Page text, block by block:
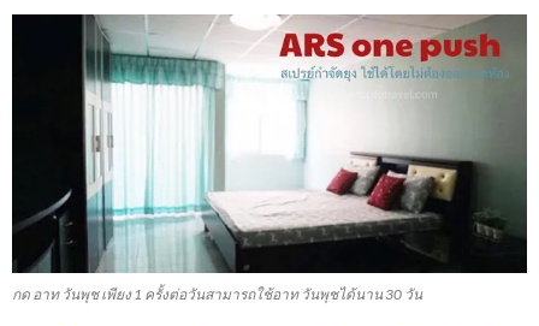
กด อาท วันพุช เพียง 1 ครั้งต่อวันสามารถใช้อาท วันพุชได้นาน 30 วัน